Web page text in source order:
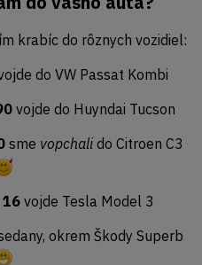
krabíc do rôznych vozidiel:
do VW Passat Kombi
vojde do Huyndai Tucson
sme vopchali do Citroen C3
16 vojde Tesla Model 3
okrem Škody Superb